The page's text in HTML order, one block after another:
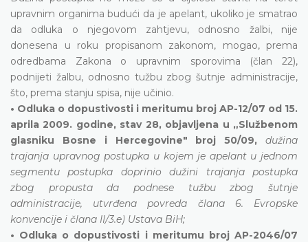
upravnim organima budući da je apelant, ukoliko je smatrao
da odluka o njegovom zahtjevu, odnosno žalbi, nije
donesena u roku propisanom zakonom, mogao, prema
odredbama Zakona o upravnim sporovima (član 22),
podnijeti žalbu, odnosno tužbu zbog šutnje administracije,
što, prema stanju spisa, nije učinio.
• Odluka o dopustivosti i meritumu broj AP-12/07 od 15.
aprila 2009. godine, stav 28, objavljena u „Službenom
glasniku Bosne i Hercegovine" broj 50/09, dužina
trajanja upravnog postupka u kojem je apelant u jednom
segmentu postupka doprinio dužini trajanja postupka
zbog propusta da podnese tužbu zbog šutnje
administracije, utvrđena povreda člana 6. Evropske
konvencije i člana II/3.e) Ustava BiH;
• Odluka o dopustivosti i meritumu broj AP-2046/07